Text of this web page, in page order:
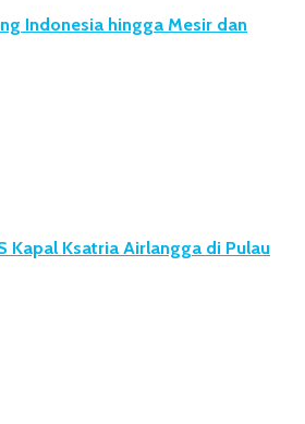
Indonesia hingga Mesir dan
Kapal Ksatria Airlangga di Pulau